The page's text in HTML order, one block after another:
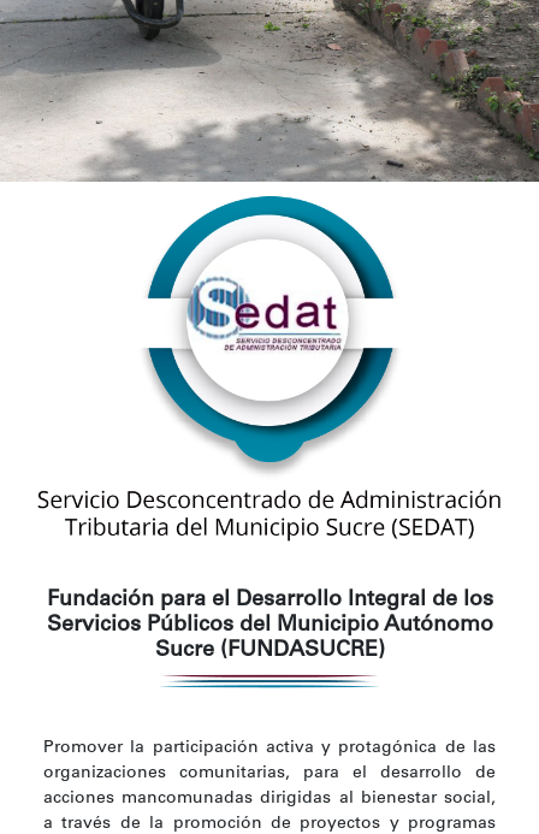
Fundación para el Desarrollo Integral de los
Servicios Públicos del Municipio Autónomo
Sucre (FUNDASUCRE)
Promover la participación activa y protagónica de las
organizaciones comunitarias, para el desarrollo de
acciones mancomunadas dirigidas al bienestar social,
a través de la promoción de proyectos y programas